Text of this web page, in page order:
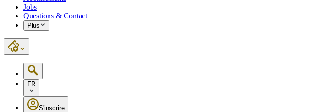
Jobs
Questions & Contact
Plus
FR
S'inscrire